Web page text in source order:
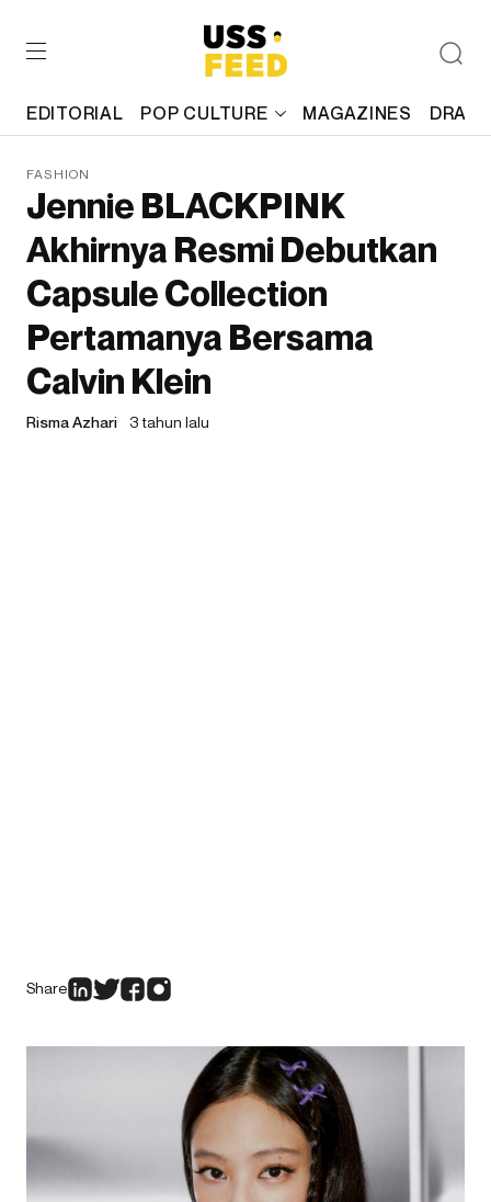
EDITORIAL POP CULTURE MAGAZINES
FASHION
Jennie BLACKPINK
Akhirnya Resmi Debutkan
Capsule Collection
Pertamanya Bersama
Calvin Klein
Risma Azhari 3 tahun lalu
Share